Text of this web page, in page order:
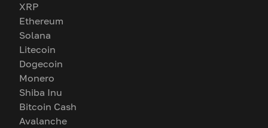
XRP
Ethereum
Solana
Litecoin
Dogecoin
Monero
Shiba Inu
Bitcoin Cash
Avalanche